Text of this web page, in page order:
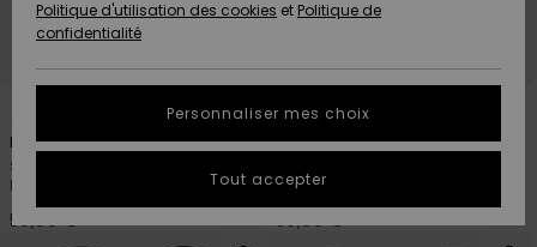
A
Découvrir
A
Découvrir
Communauté
des
tailles
MAGASINS
QUIKSILVER
Palming 8"
Skateboard complet Blanc
Homme
59,00 €
Flaming 8.25"
Homme
59,00 €
Politique d'utilisation des cookies et Politique de
confidentialité
Personnaliser mes choix
Tout accepter